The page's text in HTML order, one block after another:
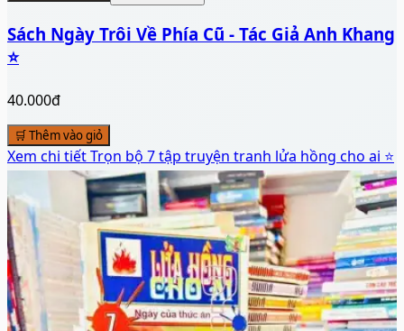
Sách Ngày Trôi Về Phía Cũ - Tác Giả Anh Khang
⭐
40.000đ
🛒 Thêm vào giỏ
Xem chi tiếtTrọn bộ 7 tập truyện tranh lửa hồng cho ai ⭐